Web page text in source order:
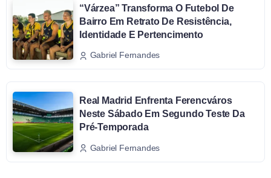
“Várzea” Transforma O Futebol De
Bairro Em Retrato De Resistência,
Identidade E Pertencimento
Gabriel Fernandes
Real Madrid Enfrenta Ferencváros
Neste Sábado Em Segundo Teste Da
Pré-Temporada
Gabriel Fernandes